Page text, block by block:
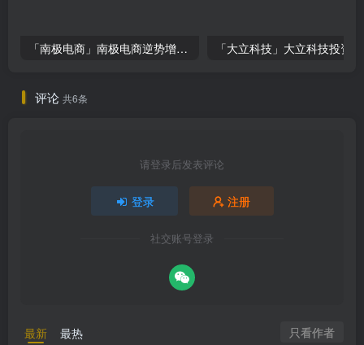
「南极电商」南极电商逆势增长，股价飙升背后的秘密武器！
评论 共6条
请登录后发表评论
登录 注册
社交账号登录
最新 最热 只看作者